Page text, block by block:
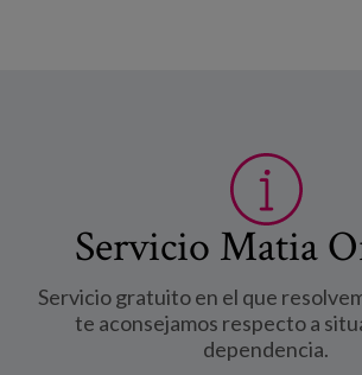
Servicio Matia
Servicio gratuito en el que
te aconsejamos respecto a
dependencia.